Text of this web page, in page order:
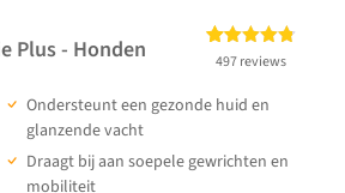
Plus - Honden
Gewaardeerd
gebaseerd
497
497 reviews
Ondersteunt een gezonde huid en
glanzende vacht
Draagt bij aan soepele gewrichten en
mobiliteit